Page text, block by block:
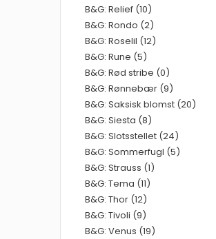
B&G: Relief (10)
B&G: Rondo (2)
B&G: Roselil (12)
B&G: Rune (5)
B&G: Rød stribe (0)
B&G: Rønnebær (9)
B&G: Saksisk blomst (20)
B&G: Siesta (8)
B&G: Slotsstellet (24)
B&G: Sommerfugl (5)
B&G: Strauss (1)
B&G: Tema (11)
B&G: Thor (12)
B&G: Tivoli (9)
B&G: Venus (19)